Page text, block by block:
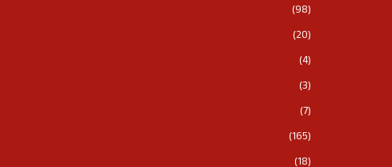
(98)
(20)
(4)
(3)
(7)
(165)
(18)